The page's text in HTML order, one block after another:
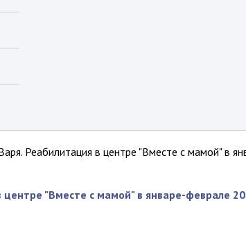
Реабилитация в центре "Вместе с мамой" в
"Вместе с мамой" в январе-феврале